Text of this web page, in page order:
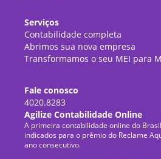
Serviços
Contabilidade completa
Abrimos sua nova empresa
Transformamos o seu MEI para
Fale conosco
4020.8283
Agilize Contabilidade Online
A primeira contabilidade online do
indicados para o prêmio do Reclame
ano consecutivo.